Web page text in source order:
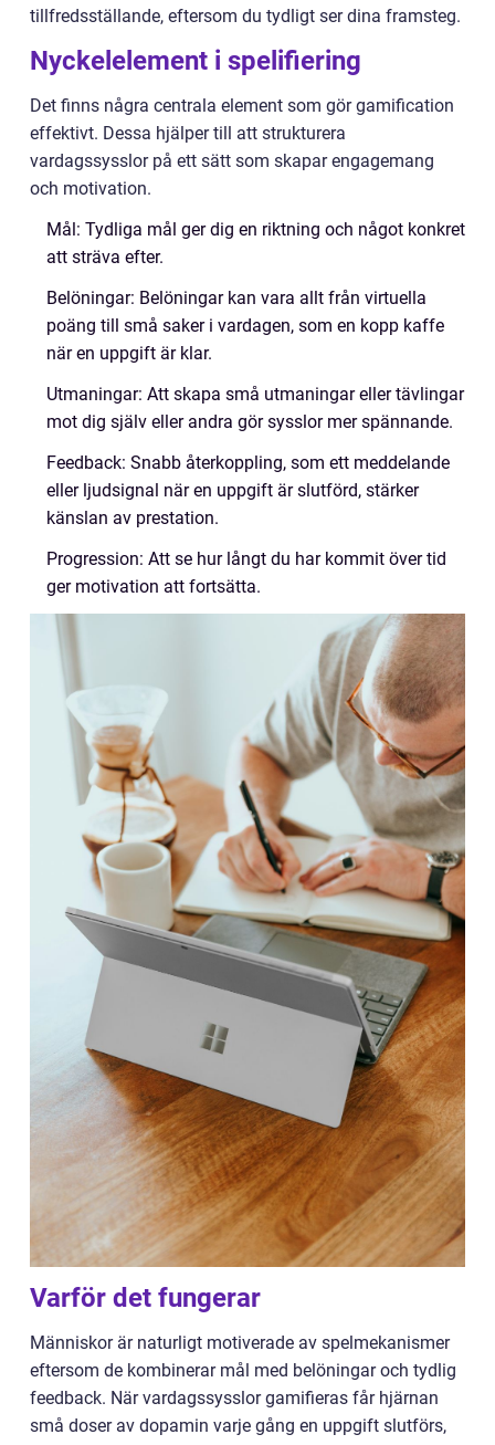
tillfredsställande, eftersom du tydligt ser dina framsteg.
Nyckelelement i spelifiering
Det finns några centrala element som gör gamification
effektivt. Dessa hjälper till att strukturera
vardagssysslor på ett sätt som skapar engagemang
och motivation.
Mål: Tydliga mål ger dig en riktning och något konkret
att sträva efter.
Belöningar: Belöningar kan vara allt från virtuella
poäng till små saker i vardagen, som en kopp kaffe
när en uppgift är klar.
Utmaningar: Att skapa små utmaningar eller tävlingar
mot dig själv eller andra gör sysslor mer spännande.
Feedback: Snabb återkoppling, som ett meddelande
eller ljudsignal när en uppgift är slutförd, stärker
känslan av prestation.
Progression: Att se hur långt du har kommit över tid
ger motivation att fortsätta.
Varför det fungerar
Människor är naturligt motiverade av spelmekanismer
eftersom de kombinerar mål med belöningar och tydlig
feedback. När vardagssysslor gamifieras får hjärnan
små doser av dopamin varje gång en uppgift slutförs,